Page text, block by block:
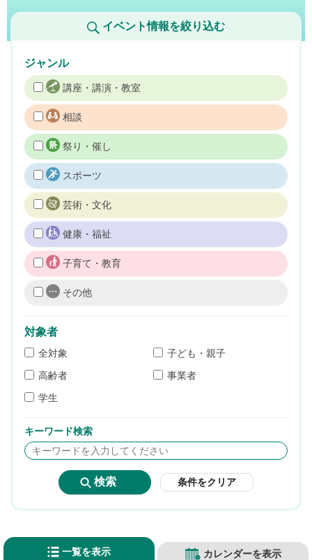
イベント情報を絞り込む
ジャンル
講座・講演・教室
相談
祭り・催し
スポーツ
芸術・文化
健康・福祉
子育て・教育
その他
対象者
全対象
子ども・親子
高齢者
事業者
学生
キーワード検索
条件をクリア
一覧を表示 カレンダーを表示